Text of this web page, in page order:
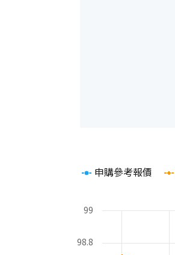
Line chart with 2 lines.
The chart has 2 Y
申購參考報價
98.8
99